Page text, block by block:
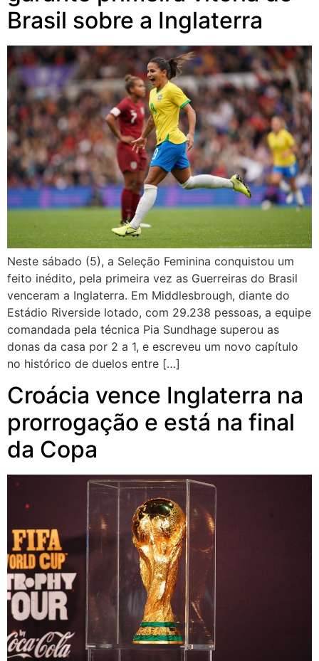
Brasil sobre a Inglaterra
Neste sábado (5), a Seleção Feminina conquistou um
feito inédito, pela primeira vez as Guerreiras do Brasil
venceram a Inglaterra. Em Middlesbrough, diante do
Estádio Riverside lotado, com 29.238 pessoas, a equipe
comandada pela técnica Pia Sundhage superou as
donas da casa por 2 a 1, e escreveu um novo capítulo
no histórico de duelos entre […]
Croácia vence Inglaterra na
prorrogação e está na final
da Copa